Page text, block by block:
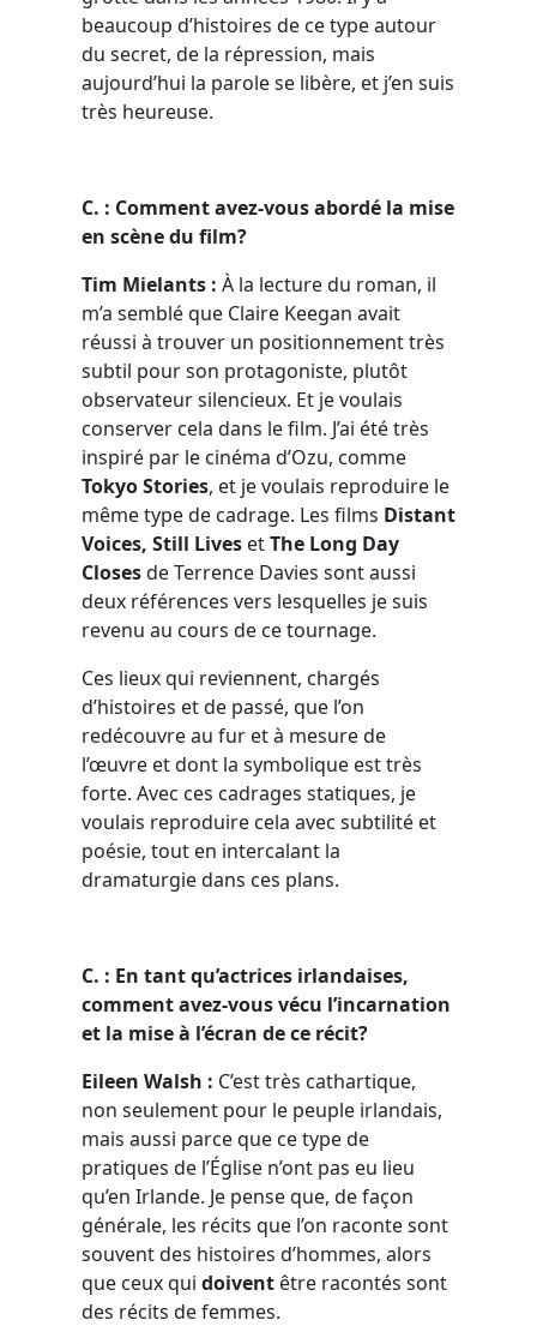
beaucoup d’histoires de ce type autour
du secret, de la répression, mais
aujourd’hui la parole se libère, et j’en suis
très heureuse.
C. : Comment avez-vous abordé la mise
en scène du film?
Tim Mielants : À la lecture du roman, il
m’a semblé que Claire Keegan avait
réussi à trouver un positionnement très
subtil pour son protagoniste, plutôt
observateur silencieux. Et je voulais
conserver cela dans le film. J’ai été très
inspiré par le cinéma d’Ozu, comme
Tokyo Stories, et je voulais reproduire le
même type de cadrage. Les films Distant
Voices, Still Lives etThe Long Day
Closesde Terrence Davies sont aussi
deux références vers lesquelles je suis
revenu au cours de ce tournage.
Ces lieux qui reviennent, chargés
d’histoires et de passé, que l’on
redécouvre au fur et à mesure de
l’œuvre et dont la symbolique est très
forte. Avec ces cadrages statiques, je
voulais reproduire cela avec subtilité et
poésie, tout en intercalant la
dramaturgie dans ces plans.
C. : En tant qu’actrices irlandaises,
comment avez-vous vécu l’incarnation
et la mise à l’écran de ce récit?
Eileen Walsh : C’est très cathartique,
non seulement pour le peuple irlandais,
mais aussi parce que ce type de
pratiques de l’Église n’ont pas eu lieu
qu’en Irlande. Je pense que, de façon
générale, les récits que l’on raconte sont
souvent des histoires d’hommes, alors
que ceux qui doivent être racontés sont
des récits de femmes.